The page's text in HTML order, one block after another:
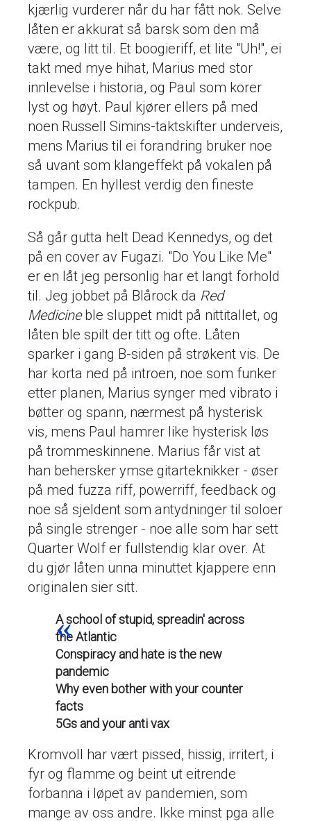
kjærlig vurderer når du har fått nok. Selve
låten er akkurat så barsk som den må
være, og litt til. Et boogieriff, et lite "Uh!", ei
takt med mye hihat, Marius med stor
innlevelse i historia, og Paul som korer
lyst og høyt. Paul kjører ellers på med
noen Russell Simins-taktskifter underveis,
mens Marius til ei forandring bruker noe
så uvant som klangeffekt på vokalen på
tampen. En hyllest verdig den fineste
rockpub.
Så går gutta helt Dead Kennedys, og det
på en cover av Fugazi. "Do You Like Me"
er en låt jeg personlig har et langt forhold
til. Jeg jobbet på Blårock da Red
Medicineble sluppet midt på nittitallet, og
låten ble spilt der titt og ofte. Låten
sparker i gang B-siden på strøkent vis. De
har korta ned på introen, noe som funker
etter planen, Marius synger med vibrato i
bøtter og spann, nærmest på hysterisk
vis, mens Paul hamrer like hysterisk løs
på trommeskinnene. Marius får vist at
han behersker ymse gitarteknikker - øser
på med fuzza riff, powerriff, feedback og
noe så sjeldent som antydninger til soloer
på single strenger - noe alle som har sett
Quarter Wolf er fullstendig klar over. At
du gjør låten unna minuttet kjappere enn
originalen sier sitt.
A school of stupid, spreadin' across
the Atlantic
Conspiracy and hate is the new
pandemic
Why even bother with your counter
facts
5Gs and your anti vax
Kromvoll har vært pissed, hissig, irritert, i
fyr og flamme og beint ut eitrende
forbanna i løpet av pandemien, som
mange av oss andre. Ikke minst pga alle